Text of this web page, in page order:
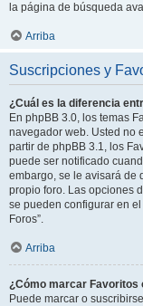
la página de búsqueda
Arriba
Suscripciones y
¿Cuál es la diferencia
En phpBB 3.0, los temas
navegador web. Usted no
partir de phpBB 3.1, los
puede ser notificado
embargo, se le avisará de
propio foro. Las opciones
se pueden configurar en
Foros”.
Arriba
¿Cómo marcar
Puede marcar o